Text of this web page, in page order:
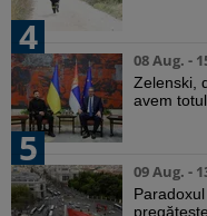
4
08 Aug. -
Zelenski,
avem
5
09 Aug. -